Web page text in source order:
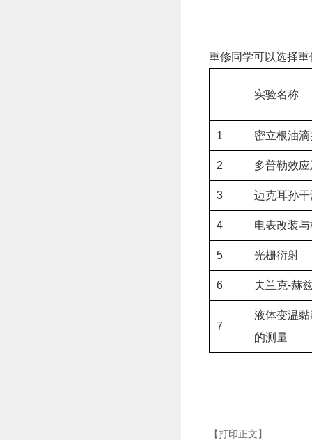
重修同学可以选择
实验名称
1 密立根油
2 多普勒效
3 迈克耳孙
4 电表改装
5 光栅衍射
6 夫兰克-赫
7
液体变温
的测量
【打印正文】